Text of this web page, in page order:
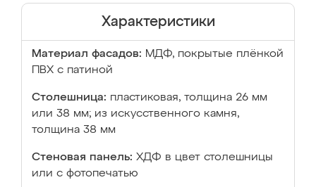
Характеристики
Материал фасадов: МДФ, покрытые плёнкой
ПВХ с патиной
Столешница: пластиковая, толщина 26 мм
или 38 мм; из искусственного камня,
толщина 38 мм
Стеновая панель: ХДФ в цвет столешницы
или с фотопечатью